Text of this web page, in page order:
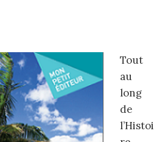
Tout
au
long
de
l’Histoi